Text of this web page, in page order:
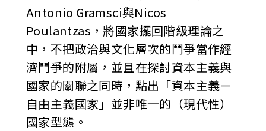
Antonio Gramsci與Nicos
Poulantzas，將國家擺回階級理論之
中，不把政治與文化層次的鬥爭當作經
濟鬥爭的附屬，並且在探討資本主義與
國家的關聯之同時，點出「資本主義－
自由主義國家」並非唯一的（現代性）
國家型態。